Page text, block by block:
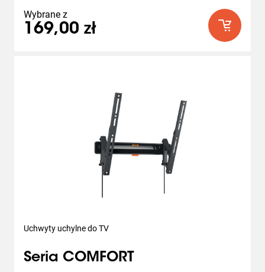
Wybrane z
169,00 zł
Uchwyty uchylne do TV
Seria COMFORT